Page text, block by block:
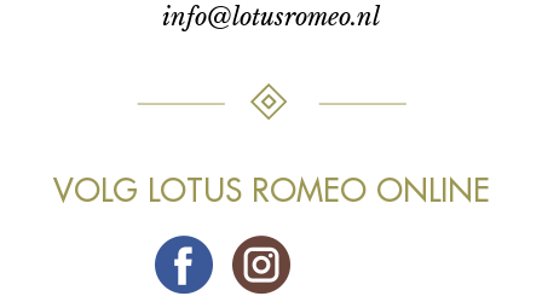
info@lotusromeo.nl
VOLG LOTUS ROMEO ONLINE